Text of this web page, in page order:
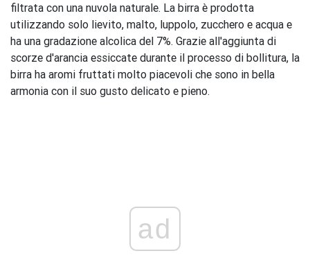
filtrata con una nuvola naturale. La birra è prodotta
utilizzando solo lievito, malto, luppolo, zucchero e acqua e
ha una gradazione alcolica del 7%. Grazie all'aggiunta di
scorze d'arancia essiccate durante il processo di bollitura, la
birra ha aromi fruttati molto piacevoli che sono in bella
armonia con il suo gusto delicato e pieno.
ad